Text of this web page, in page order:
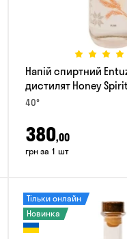
Напій спиртний
дистилят Honey
40°
380,00
грн за 1 шт
Тільки онлайн
Новинка